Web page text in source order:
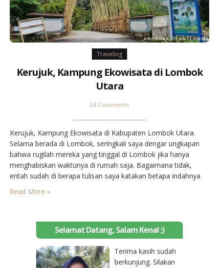
Traveling
Kerujuk, Kampung Ekowisata di Lombok
Utara
24 Comments
Kerujuk, Kampung Ekowisata di Kabupaten Lombok Utara.
Selama berada di Lombok, seringkali saya dengar ungkapan
bahwa rugilah mereka yang tinggal di Lombok jika hanya
menghabiskan waktunya di rumah saja. Bagaimana tidak,
entah sudah di berapa tulisan saya katakan betapa indahnya
sudut keindahan yang bisa kita nikmati di sana. Mulai dari
Read More »
Selamat Datang, Salam Kenal ;)
Terima kasih sudah
berkunjung. Silakan